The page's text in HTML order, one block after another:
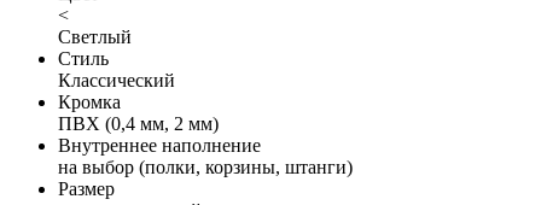
<
Светлый
Стиль
Классический
Кромка
ПВХ (0,4 мм, 2 мм)
Внутреннее наполнение
на выбор (полки, корзины, штанги)
Размер